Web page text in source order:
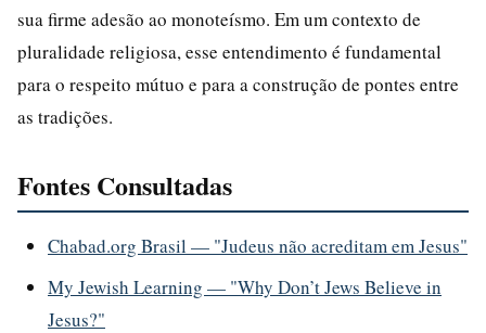
sua firme adesão ao monoteísmo. Em um contexto de
pluralidade religiosa, esse entendimento é fundamental
para o respeito mútuo e para a construção de pontes entre
as tradições.
Fontes Consultadas
Chabad.org Brasil — "Judeus não acreditam em Jesus"
My Jewish Learning — "Why Don’t Jews Believe in
Jesus?"